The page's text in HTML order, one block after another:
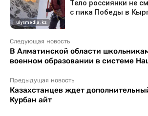
Следующая новость
В Алматинской области
военном образовании в системе
Предыдущая новость
Казахстанцев ждет
Курбан айт